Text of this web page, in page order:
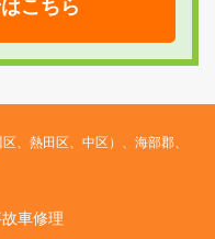
こちら
、熱田区、中区）、海部郡、
故車修理